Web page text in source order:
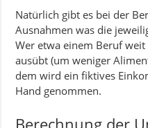
Natürlich gibt es bei der
Ausnahmen was die
Wer etwa einem Beruf
ausübt (um weniger
dem wird ein fiktives
Hand genommen.